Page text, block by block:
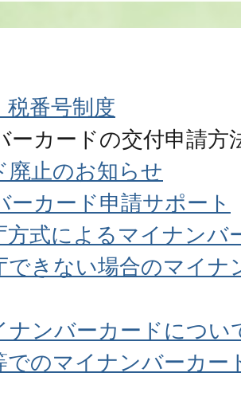
税番号制度
ーカードの交付申請方
廃止のお知らせ
ーカード申請サポート
方式によるマイナンバ
できない場合のマイナ
ナンバーカードについ
でのマイナンバーカー